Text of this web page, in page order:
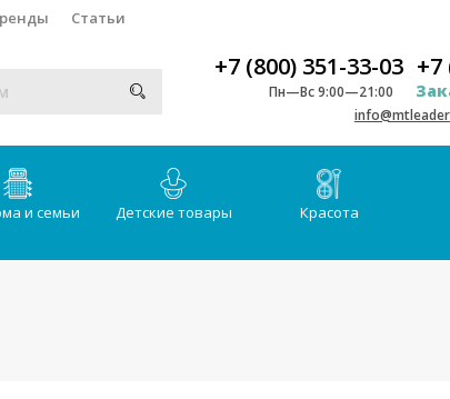
Статьи
+7 (800) 351-33-03 +7
Пн—Вс 9:00—21:00
и семьи Детские товары Красота